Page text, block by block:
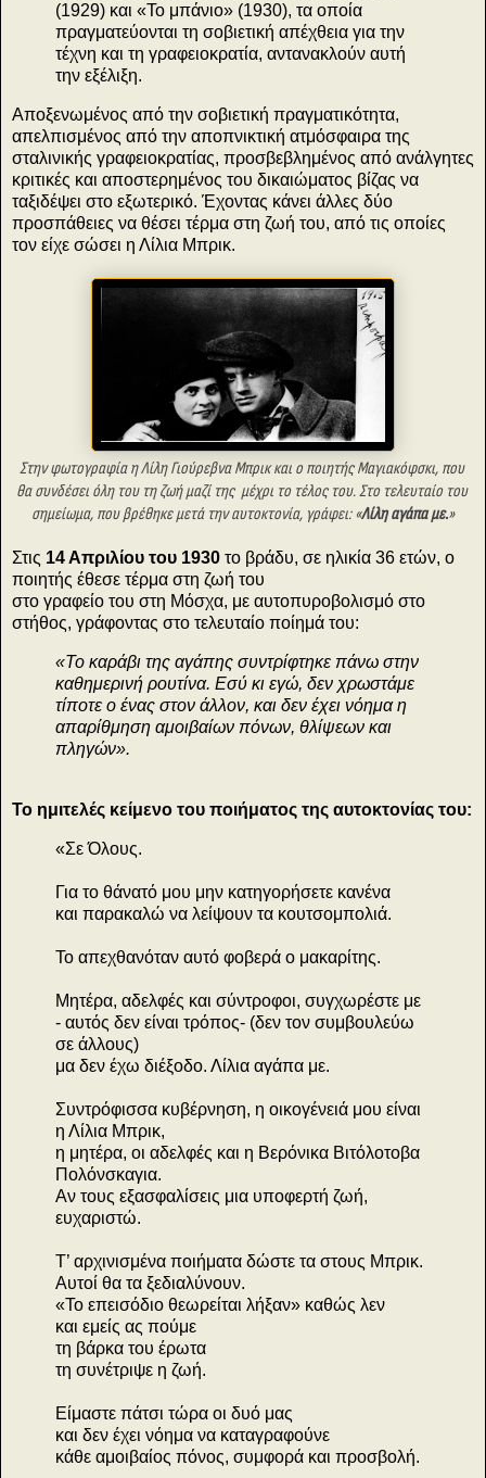
(1929) και «Το μπάνιο» (1930), τα οποία
πραγματεύονται τη σοβιετική απέχθεια για την
τέχνη και τη γραφειοκρατία, αντανακλούν αυτή
την εξέλιξη.
Αποξενωμένος από την σοβιετική πραγματικότητα,
απελπισμένος από την αποπνικτική ατμόσφαιρα της
σταλινικής γραφειοκρατίας, προσβεβλημένος από ανάλγητες
κριτικές και αποστερημένος του δικαιώματος βίζας να
ταξιδέψει στο εξωτερικό. Έχοντας κάνει άλλες δύο
προσπάθειες να θέσει τέρμα στη ζωή του, από τις οποίες
τον είχε σώσει η Λίλια Μπρικ.
Στην φωτογραφία η Λίλη Γιούρεβνα Μπρικ και ο ποιητήςΜαγιακόφσκι, που
θα συνδέσει όλη του τη ζωή μαζί της μέχρι το τέλος του. Στο τελευταίο του
σημείωμα, πουβρέθηκε μετά την αυτοκτονία, γράφει: «Λίλη αγάπα με.»
Στις 14 Απριλίου του 1930 το βράδυ, σε ηλικία 36 ετών, ο
ποιητής έθεσε τέρμα στη ζωή του
στο γραφείο του στη Μόσχα, με αυτοπυροβολισμό στο
στήθος, γράφοντας στο τελευταίο ποίημά του:
«Το καράβι της αγάπης συντρίφτηκε πάνω στην
καθημερινή ρουτίνα. Εσύ κι εγώ, δεν χρωστάμε
τίποτε ο ένας στον άλλον, και δεν έχει νόημα η
απαρίθμηση αμοιβαίων πόνων, θλίψεων και
πληγών».
Το ημιτελές κείμενο του ποιήματος της αυτοκτονίας του:
«Σε Όλους.
Για το θάνατό μου μην κατηγορήσετε κανένα
και παρακαλώ να λείψουν τα κουτσομπολιά.
Το απεχθανόταν αυτό φοβερά ο μακαρίτης.
Μητέρα, αδελφές και σύντροφοι, συγχωρέστε με
- αυτός δεν είναι τρόπος- (δεν τον συμβουλεύω
σε άλλους)
μα δεν έχω διέξοδο. Λίλια αγάπα με.
Συντρόφισσα κυβέρνηση, η οικογένειά μου είναι
η Λίλια Μπρικ,
η μητέρα, οι αδελφές και η Βερόνικα Βιτόλοτοβα
Πολόνσκαγια.
Αν τους εξασφαλίσεις μια υποφερτή ζωή,
ευχαριστώ.
Τ’ αρχινισμένα ποιήματα δώστε τα στους Μπρικ.
Αυτοί θα τα ξεδιαλύνουν.
«Το επεισόδιο θεωρείται λήξαν» καθώς λεν
και εμείς ας πούμε
τη βάρκα του έρωτα
τη συνέτριψε η ζωή.
Είμαστε πάτσι τώρα οι δυό μας
και δεν έχει νόημα να καταγραφούνε
κάθε αμοιβαίος πόνος, συμφορά και προσβολή.